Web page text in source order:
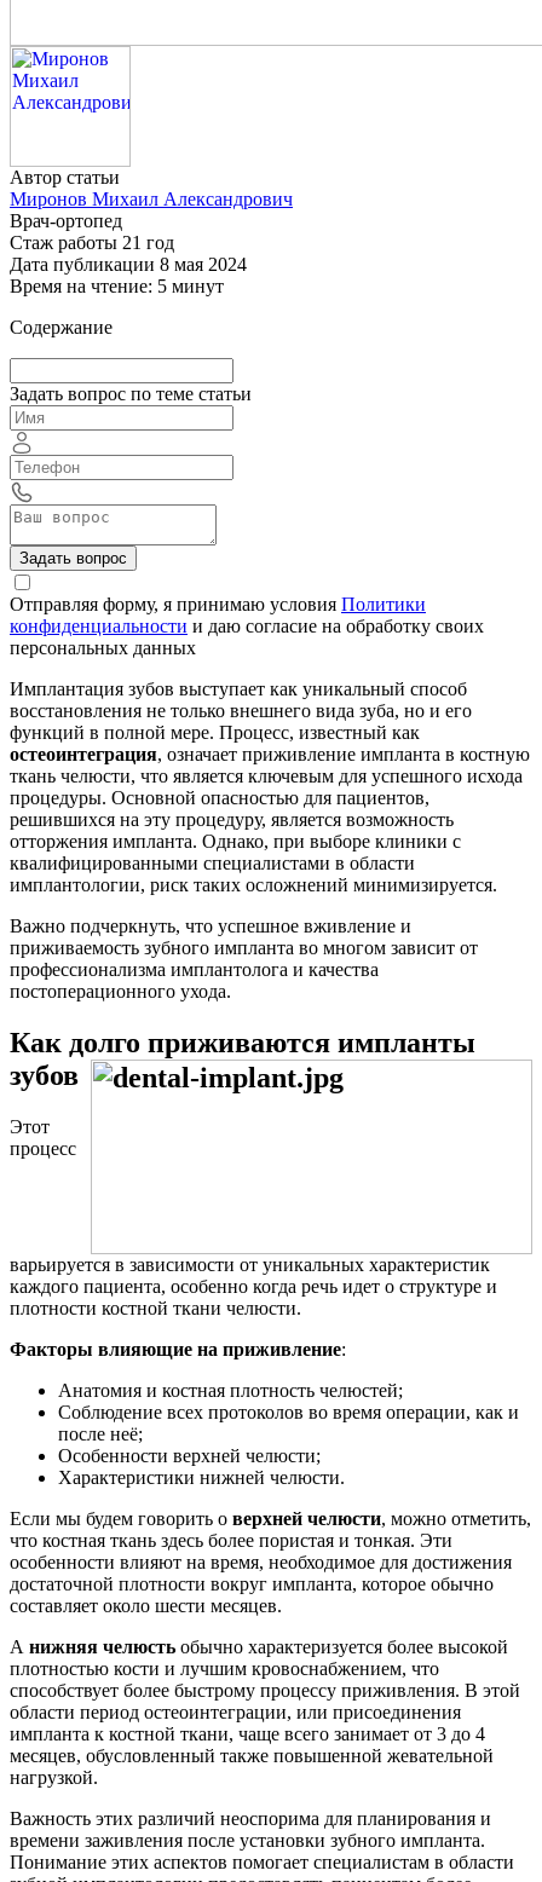
Автор статьи
Миронов Михаил Александрович
Врач-ортопед
Стаж работы 21 год
Дата публикации 8 мая 2024
Время на чтение: 5 минут
Содержание
Задать вопрос по теме статьи
Задать вопрос
Отправляя форму, я принимаю условия Политики
конфиденциальности и даю согласие на обработку своих
персональных данных
Имплантация зубов выступает как уникальный способ
восстановления не только внешнего вида зуба, но и его
функций в полной мере. Процесс, известный как
остеоинтеграция, означает приживление импланта в костную
ткань челюсти, что является ключевым для успешного исхода
процедуры. Основной опасностью для пациентов,
решившихся на эту процедуру, является возможность
отторжения импланта. Однако, при выборе клиники с
квалифицированными специалистами в области
имплантологии, риск таких осложнений минимизируется.
Важно подчеркнуть, что успешное вживление и
приживаемость зубного импланта во многом зависит от
профессионализма имплантолога и качества
постоперационного ухода.
Как долго приживаются импланты
зубов
Этот
процесс
варьируется в зависимости от уникальных характеристик
каждого пациента, особенно когда речь идет о структуре и
плотности костной ткани челюсти.
Факторы влияющие на приживление:
Анатомия и костная плотность челюстей;
Соблюдение всех протоколов во время операции, как и
после неё;
Особенности верхней челюсти;
Характеристики нижней челюсти.
Если мы будем говорить о верхней челюсти, можно отметить,
что костная ткань здесь более пористая и тонкая. Эти
особенности влияют на время, необходимое для достижения
достаточной плотности вокруг импланта, которое обычно
составляет около шести месяцев.
А нижняя челюсть обычно характеризуется более высокой
плотностью кости и лучшим кровоснабжением, что
способствует более быстрому процессу приживления. В этой
области период остеоинтеграции, или присоединения
импланта к костной ткани, чаще всего занимает от 3 до 4
месяцев, обусловленный также повышенной жевательной
нагрузкой.
Важность этих различий неоспорима для планирования и
времени заживления после установки зубного импланта.
Понимание этих аспектов помогает специалистам в области